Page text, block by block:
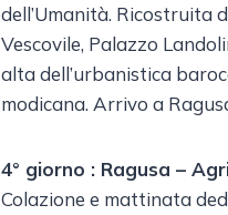
dell’Umanità. Ricostruita
Vescovile, Palazzo
alta dell’urbanistica
modicana. Arrivo a
4° giorno : Ragusa –
Colazione e mattinata